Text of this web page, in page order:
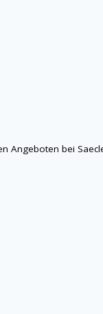
Angeboten bei